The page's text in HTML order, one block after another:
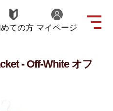
ての方 マイページ
- Off-White オフ